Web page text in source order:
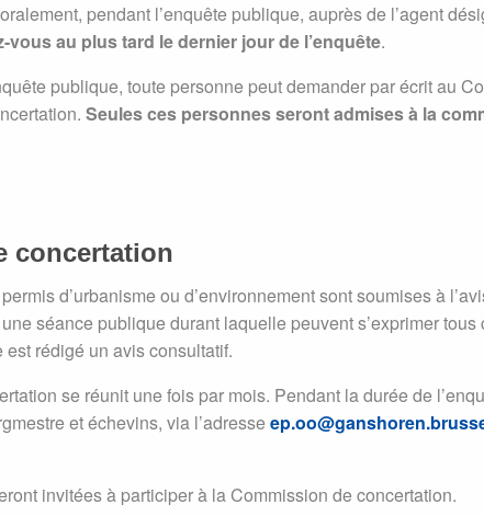
pendant l’enquête publique, auprès de l’agent
vousau plus tard le dernier jour de l’enquête.
publique, toute personne peut demander par écrit au
Seules ces personnes seront admises à la
concertation
d’urbanisme ou d’environnement sont soumises à
séance publique durant laquelle peuvent s’exprimer
rédigé un avis consultatif.
se réunit une fois par mois. Pendant la durée de
et échevins, via l’adresse
invitées à participer à la Commission de concertation.